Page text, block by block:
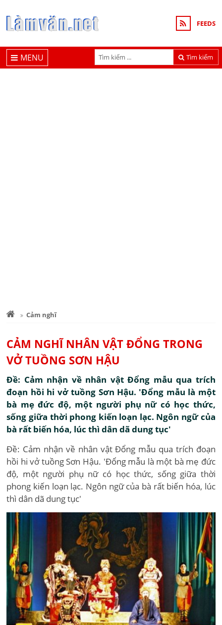
FEEDS
Tìm kiếm
MENU
Cảm nghĩ
CẢM NGHĨ NHÂN VẬT ĐỔNG TRONG
VỞ TUỒNG SƠN HẬU
Đề: Cảm nhận về nhân vật Đổng mẫu qua trích
đoạn hồi hi vở tuồng Sơn Hậu. 'Đổng mẫu là một
bà mẹ đức độ, một người phụ nữ có học thức,
sống giữa thời phong kiến loạn lạc. Ngôn ngữ của
bà rất biến hóa, lúc thì dân dã dung tục'
Đề: Cảm nhận về nhân vật Đổng mẫu qua trích đoạn
hồi hi vở tuồng Sơn Hậu. 'Đổng mẫu là một bà mẹ đức
độ, một người phụ nữ có học thức, sống giữa thời
phong kiến loạn lạc. Ngôn ngữ của bà rất biến hóa, lúc
thì dân dã dung tục'